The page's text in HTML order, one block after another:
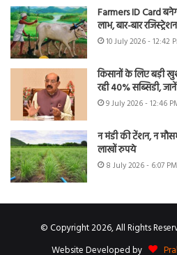
Farmers ID Card
लाभ, बार-बार
10 July 2026 - 12:42
किसानों के लिए बड़ी
रही 40% सब्सिडी,
9 July 2026 - 12:46
न मंडी की टेंशन, न
लाखों रुपये
8 July 2026 - 6:07 PM
© Copyright 2026, All Rights
Website Developed by